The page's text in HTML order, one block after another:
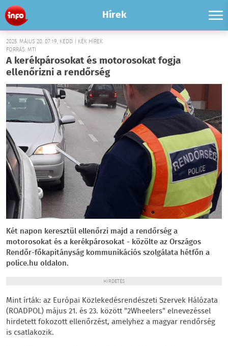
Hírek
2025. MÁJUS 20. 07:19, KEDD | KÉK HÍREK
FORRÁS: MTI
A kerékpárosokat és motorosokat fogja
ellenőrizni a rendőrség
Két napon keresztül ellenőrzi majd a rendőrség a
motorosokat és a kerékpárosokat - közölte az Országos
Rendőr-főkapitányság kommunikációs szolgálata hétfőn a
police.hu oldalon.
HIRDETÉS
Mint írták: az Európai Közlekedésrendészeti Szervek Hálózata
(ROADPOL) május 21. és 23. között "2Wheelers" elnevezéssel
hirdetett fokozott ellenőrzést, amelyhez a magyar rendőrség
is csatlakozik.